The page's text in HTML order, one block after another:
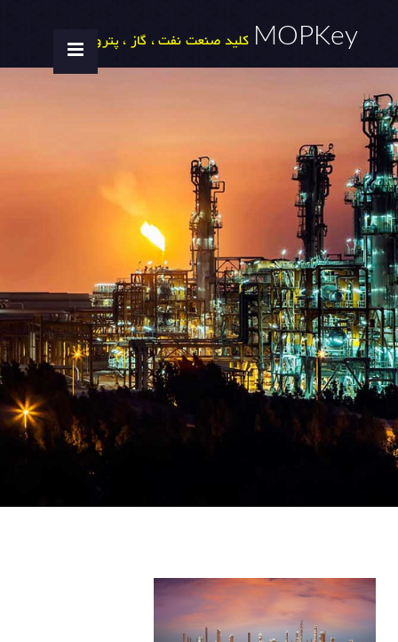
MOPKey کلید صنعت نفت ، گاز ، پتروشیمی